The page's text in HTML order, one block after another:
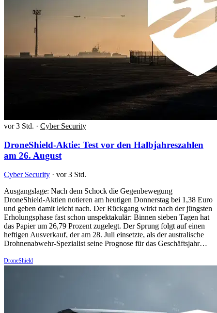
vor 3 Std. · Cyber Security
DroneShield-Aktie: Test vor den Halbjahreszahlen
am 26. August
Cyber Security · vor 3 Std.
Ausgangslage: Nach dem Schock die Gegenbewegung
DroneShield-Aktien notieren am heutigen Donnerstag bei 1,38 Euro
und geben damit leicht nach. Der Rückgang wirkt nach der jüngsten
Erholungsphase fast schon unspektakulär: Binnen sieben Tagen hat
das Papier um 26,79 Prozent zugelegt. Der Sprung folgt auf einen
heftigen Ausverkauf, der am 28. Juli einsetzte, als der australische
Drohnenabwehr-Spezialist seine Prognose für das Geschäftsjahr…
DroneShield